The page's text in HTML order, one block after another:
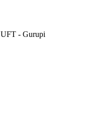
UFT - Gurupi